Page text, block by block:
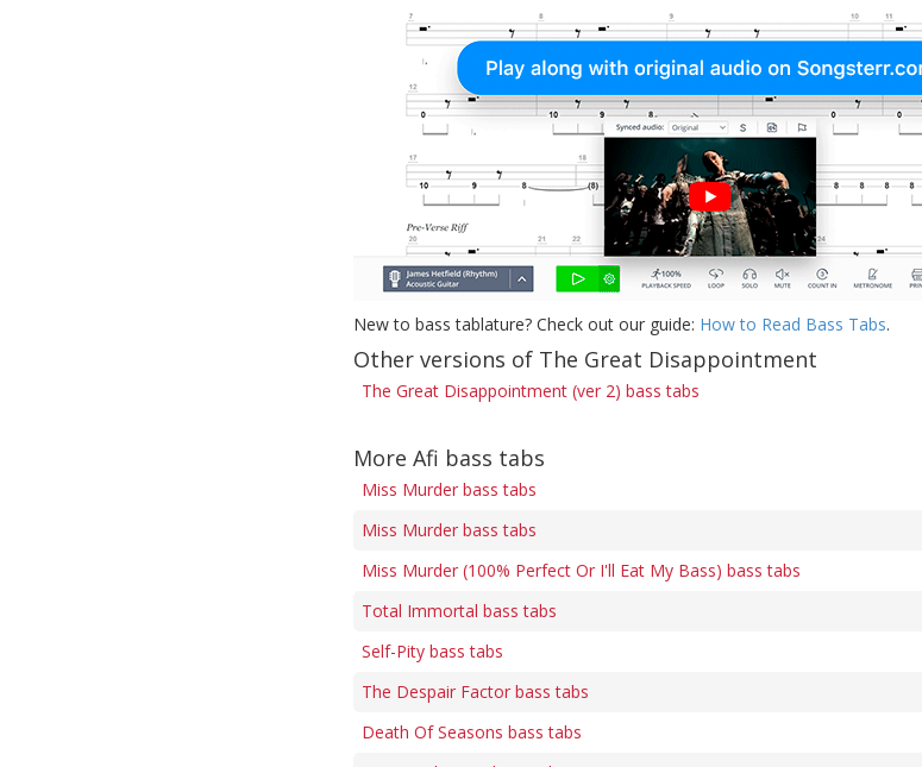
New to bass tablature? Check out our guide: How to Read Bass Tabs.
Other versions of The Great Disappointment
The Great Disappointment (ver 2) bass tabs
More Afi bass tabs
Miss Murder bass tabs
Miss Murder bass tabs
Miss Murder (100% Perfect Or I'll Eat My Bass) bass tabs
Total Immortal bass tabs
Self-Pity bass tabs
The Despair Factor bass tabs
Death Of Seasons bass tabs